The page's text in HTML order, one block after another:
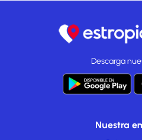
Descarga
Nuestra